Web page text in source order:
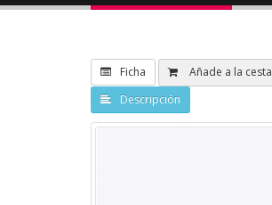
Ficha Añade a la cesta
Descripción